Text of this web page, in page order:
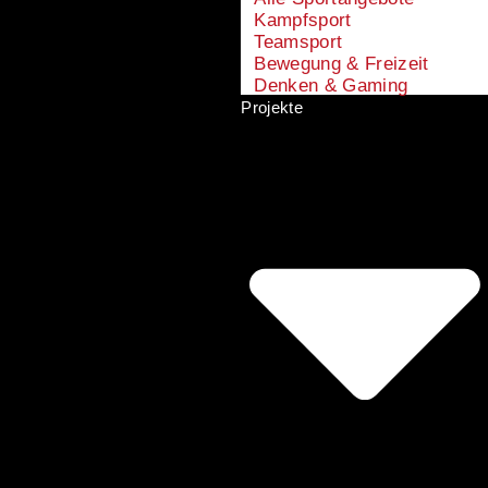
Kampfsport
Teamsport
Bewegung & Freizeit
Denken & Gaming
Projekte